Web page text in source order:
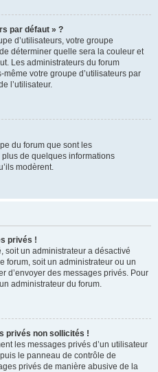
par défaut » ?
d’utilisateurs, votre groupe
déterminer quelle sera la couleur et
Les administrateurs du forum
votre groupe d’utilisateurs par
l’utilisateur.
du forum que sont les
de quelques informations
modèrent.
privés !
soit un administrateur a désactivé
forum, soit un administrateur ou un
d’envoyer des messages privés. Pour
administrateur du forum.
privés non sollicités !
les messages privés d’un utilisateur
le panneau de contrôle de
privés de manière abusive de la